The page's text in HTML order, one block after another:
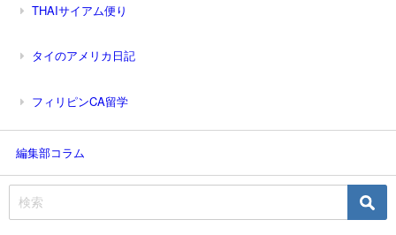
THAIサイアム便り
タイのアメリカ日記
フィリピンCA留学
編集部コラム